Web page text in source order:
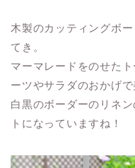
木製のカッティングボ
てき。
マーマレードをのせた
ーツやサラダのおかげ
白黒のボーダーのリネ
トになっていますね！